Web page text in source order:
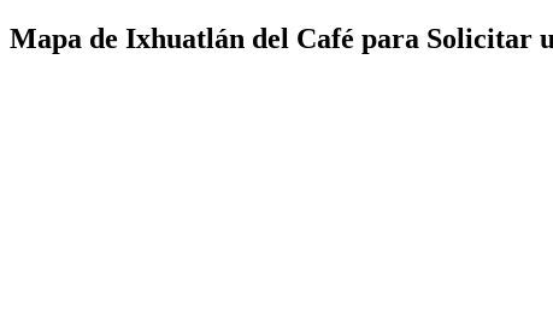
Mapa de Ixhuatlán del Café para Solicitar